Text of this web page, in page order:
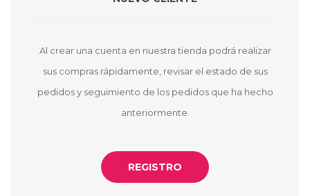
Al crear una cuenta en nuestra tienda podrá realizar
sus compras rápidamente, revisar el estado de sus
pedidos y seguimiento de los pedidos que ha hecho
anteriormente.